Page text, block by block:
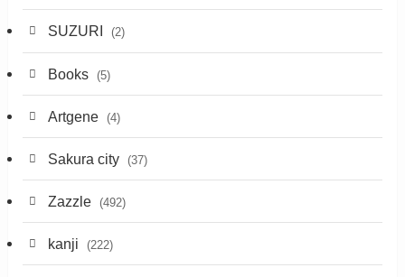
SUZURI (2)
Books (5)
Artgene (4)
Sakura city (37)
Zazzle (492)
kanji (222)